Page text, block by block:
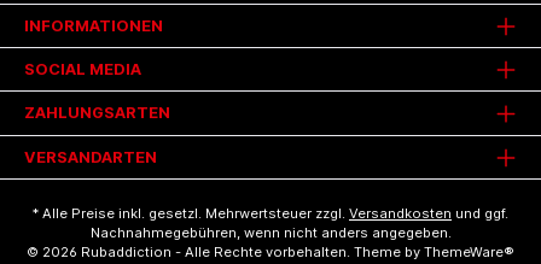
INFORMATIONEN
SOCIAL MEDIA
ZAHLUNGSARTEN
VERSANDARTEN
* Alle Preise inkl. gesetzl. Mehrwertsteuer zzgl. Versandkosten und ggf.
Nachnahmegebühren, wenn nicht anders angegeben.
© 2026 Rubaddiction - Alle Rechte vorbehalten. Theme by ThemeWare®